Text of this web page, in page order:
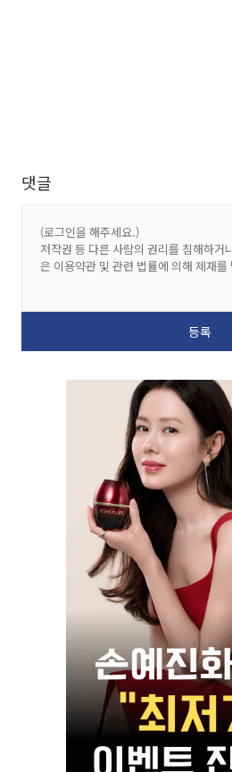
댓글